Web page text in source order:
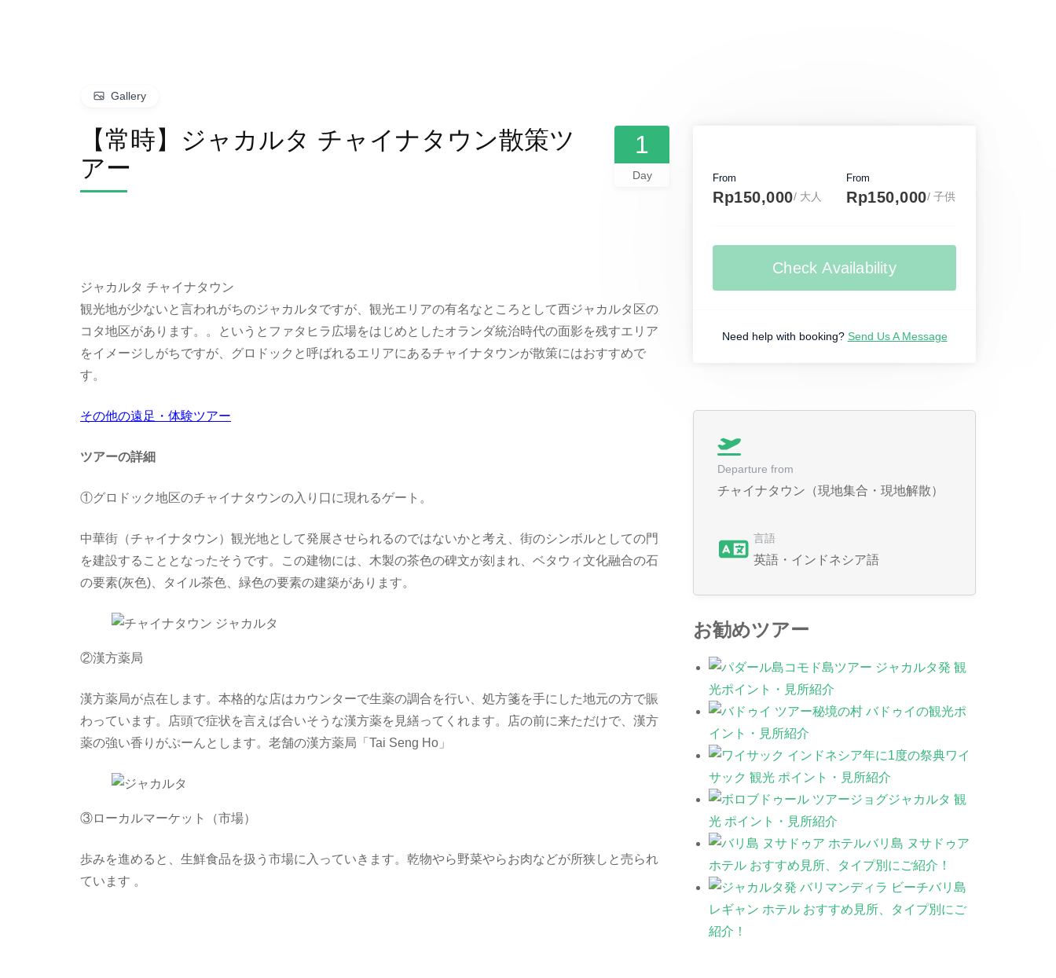
Gallery
【常時】ジャカルタ チャイナタウン散策ツ
アー
1
Day
ジャカルタ チャイナタウン
観光地が少ないと言われがちのジャカルタですが、観光エリアの有名なところとして西ジャカルタ区の
コタ地区があります。。というとファタヒラ広場をはじめとしたオランダ統治時代の面影を残すエリア
をイメージしがちですが、グロドックと呼ばれるエリアにあるチャイナタウンが散策にはおすすめで
す。
その他の遠足・体験ツアー
ツアーの詳細
①グロドック地区のチャイナタウンの入り口に現れるゲート。
中華街（チャイナタウン）観光地として発展させられるのではないかと考え、街のシンボルとしての門
を建設することとなったそうです。この建物には、木製の茶色の碑文が刻まれ、ベタウィ文化融合の石
の要素(灰色)、タイル茶色、緑色の要素の建築があります。
②漢方薬局
漢方薬局が点在します。本格的な店はカウンターで生薬の調合を行い、処方箋を手にした地元の方で賑
わっています。店頭で症状を言えば合いそうな漢方薬を見繕ってくれます。店の前に来ただけで、漢方
薬の強い香りがぷーんとします。老舗の漢方薬局「Tai Seng Ho」
③ローカルマーケット（市場）
歩みを進めると、生鮮食品を扱う市場に入っていきます。乾物やら野菜やらお肉などが所狭しと売られ
ています 。
From
Rp150,000/ 大人
From
Rp150,000/ 子供
Check Availability
Need help with booking? Send Us A Message
Departure from
チャイナタウン（現地集合・現地解散）
言語
英語・インドネシア語
お勧めツアー
コモド島ツアー ジャカルタ発 観
光ポイント・見所紹介
秘境の村 バドゥイの観光ポ
イント・見所紹介
年に1度の祭典ワイ
サック 観光 ポイント・見所紹介
ジョグジャカルタ 観
光 ポイント・見所紹介
バリ島 ヌサドゥア
ホテル おすすめ見所、タイプ別にご紹介！
バリ島
レギャン ホテル おすすめ見所、タイプ別にご
紹介！